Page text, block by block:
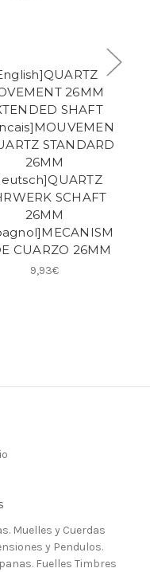
26MM
SHAFT
STANDARD
26MM
SCHAFT
26MM
CUARZO 26MM
9,93€
Muelles y Cuerdas
y Pendulos.
Fuelles Timbres